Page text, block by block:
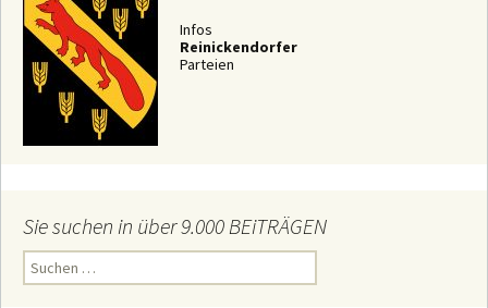
Infos
Reinickendorfer
Parteien
Sie suchen in über 9.000 BEiTRÄGEN